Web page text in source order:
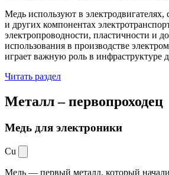
Медь используют в электродвигателях,
и других компонентах
электропроводности, пластичности и
использования в производстве
играет важную роль в инфраструктуре
Читать раздел
Металл –первопроходец
Медь для электроники
Cu
Медь — первый металл, который